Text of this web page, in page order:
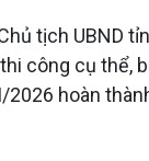
tịch UBND
công cụ
hoàn